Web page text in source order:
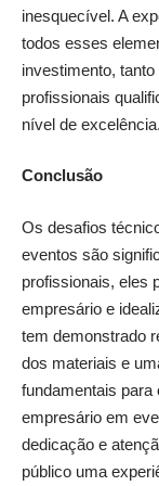
inesquecível. A
todos esses
investimento,
profissionais
nível de excelência.
Conclusão
Os desafios
eventos são
profissionais, eles
empresário e
tem demonstrado
dos materiais e
fundamentais para
empresário em
dedicação e
público uma